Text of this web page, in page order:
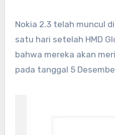
Nokia 2.3 telah muncul
satu hari setelah HMD
bahwa mereka akan
pada tanggal 5